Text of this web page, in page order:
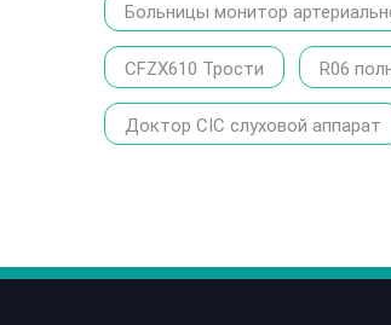
Больницы монитор
CFZX610 Трости R06
Доктор CIC слуховой аппарат